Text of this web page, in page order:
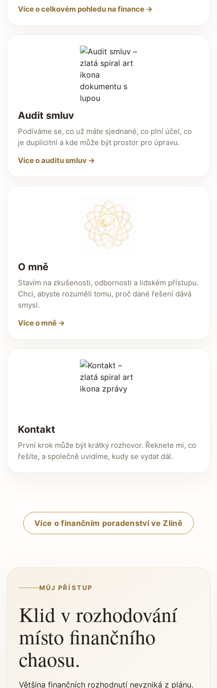
Více o celkovém pohledu na finance →
Audit smluv
Podíváme se, co už máte sjednané, co plní účel, co
je duplicitní a kde může být prostor pro úpravu.
Více o auditu smluv →
O mně
Stavím na zkušenosti, odbornosti a lidském přístupu.
Chci, abyste rozuměli tomu, proč dané řešení dává
smysl.
Více o mně →
Kontakt
První krok může být krátký rozhovor. Řeknete mi, co
řešíte, a společně uvidíme, kudy se vydat dál.
Více o finančním poradenství ve Zlíně
MŮJ PŘÍSTUP
Klid v rozhodování
místo finančního
chaosu.
Většina finančních rozhodnutí nevzniká z plánu.